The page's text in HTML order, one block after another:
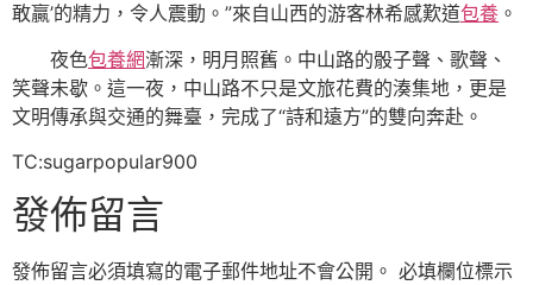
敢贏’的精力，令人震動。”來自山西的游客林希感歎道包養 。
夜色包養網漸深，明月照舊。中山路的骰子聲、歌聲、
笑聲未歇。這一夜，中山路不只是文旅花費的湊集地，更是
文明傳承與交通的舞臺，完成了“詩和遠方”的雙向奔赴。
TC:sugarpopular900
發佈留言
發佈留言必須填寫的電子郵件地址不會公開。 必填欄位標示